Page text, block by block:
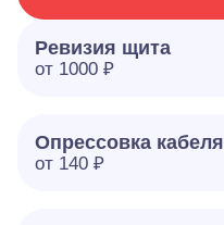
Ревизия щита
от 1000 ₽
Опрессовка кабеля
от 140 ₽